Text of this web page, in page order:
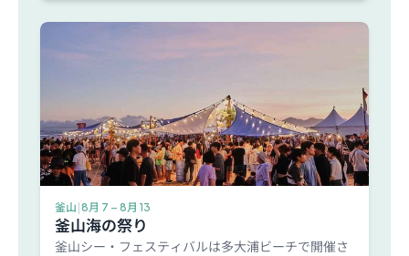
釜山 8月 7 – 8月 13
釜山海の祭り
釜山シー・フェスティバルは多大浦ビーチで開催さ